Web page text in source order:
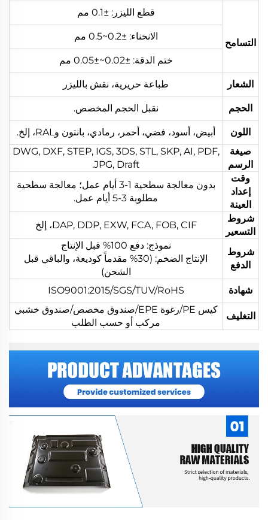
التسامح
قطع الليزر: ±0.1 مم
الانحناء: ±0.2~0.5 مم
ختم الدقة: ±0.02~±0.05 مم
الشعار طباعة حريرية، نقش بالليزر
الحجم نقبل الحجم المخصص.
اللون
أبيض، أسود، فضي، أحمر، رمادي، بانتون وRAL، إلخ.
صيغة
الرسم
DWG, DXF, STEP, IGS, 3DS, STL, SKP, AI, PDF,
JPG, Draft.
وقت
إعداد
العينة
بدون معالجة سطحية 1-3 أيام عمل؛ معالجة سطحية
مطلوبة 3-5 أيام عمل.
شروط
التسعير
DAP, DDP, EXW, FCA, FOB, CIF، إلخ
شروط
الدفع
نموذج: دفع 100% قبل الإنتاج
الإنتاج الضخم: (30% مقدماً كوديعة، والباقي قبل
الشحن)
شهادة
ISO9001:2015/SGS/TUV/RoHS
التغليف
كيس PE/رغوة EPE/صندوق مخصص/صندوق خشبي
مركب أو حسب الطلب